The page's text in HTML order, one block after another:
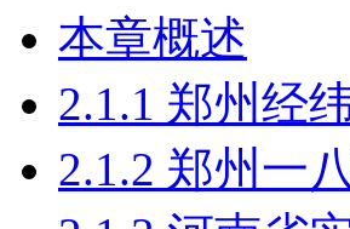
本章概述
2.1.1 郑州经
2.1.2 郑州一